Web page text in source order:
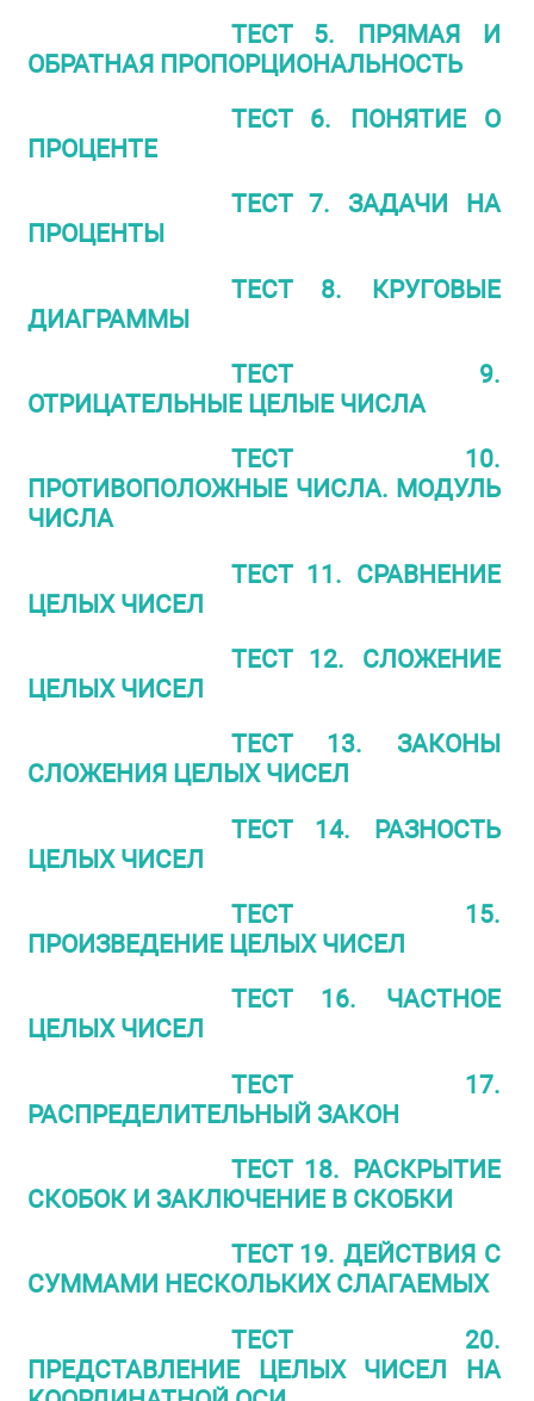
ТЕСТ 5. ПРЯМАЯ И
ОБРАТНАЯ ПРОПОРЦИОНАЛЬНОСТЬ
ТЕСТ 6. ПОНЯТИЕ О
ПРОЦЕНТЕ
ТЕСТ 7. ЗАДАЧИ НА
ПРОЦЕНТЫ
ТЕСТ 8. КРУГОВЫЕ
ДИАГРАММЫ
ТЕСТ 9.
ОТРИЦАТЕЛЬНЫЕ ЦЕЛЫЕ ЧИСЛА
ТЕСТ 10.
ПРОТИВОПОЛОЖНЫЕ ЧИСЛА. МОДУЛЬ
ЧИСЛА
ТЕСТ 11. СРАВНЕНИЕ
ЦЕЛЫХ ЧИСЕЛ
ТЕСТ 12. СЛОЖЕНИЕ
ЦЕЛЫХ ЧИСЕЛ
ТЕСТ 13. ЗАКОНЫ
СЛОЖЕНИЯ ЦЕЛЫХ ЧИСЕЛ
ТЕСТ 14. РАЗНОСТЬ
ЦЕЛЫХ ЧИСЕЛ
ТЕСТ 15.
ПРОИЗВЕДЕНИЕ ЦЕЛЫХ ЧИСЕЛ
ТЕСТ 16. ЧАСТНОЕ
ЦЕЛЫХ ЧИСЕЛ
ТЕСТ 17.
РАСПРЕДЕЛИТЕЛЬНЫЙ ЗАКОН
ТЕСТ 18. РАСКРЫТИЕ
СКОБОК И ЗАКЛЮЧЕНИЕ В СКОБКИ
ТЕСТ 19. ДЕЙСТВИЯ С
СУММАМИ НЕСКОЛЬКИХ СЛАГАЕМЫХ
ТЕСТ 20.
ПРЕДСТАВЛЕНИЕ ЦЕЛЫХ ЧИСЕЛ НА